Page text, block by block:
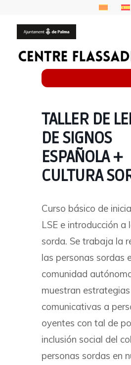
TALLER DE
DE SIGNOS
ESPAÑOLA +
CULTURA
Curso básico de
LSE e introducción a
sorda. Se trabaja la
las personas sordas
comunidad
muestran estrategias
comunicativas a
oyentes con tal de
inclusión social del
personas sordas en